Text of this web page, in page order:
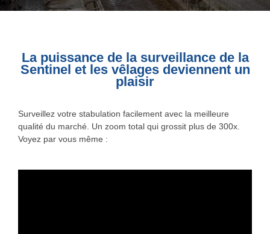
La puissance de la surveillance de la
Sentinel et les vêlages deviennent un
plaisir
Surveillez votre stabulation facilement avec la meilleure
qualité du marché. Un zoom total qui grossit plus de 300x.
Voyez par vous même :